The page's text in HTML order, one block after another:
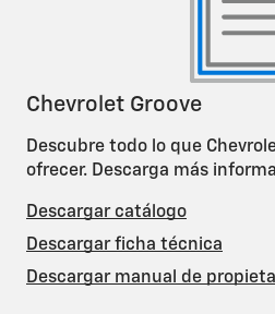
Chevrolet Groove
Descubre todo lo que
ofrecer. Descarga más
Descargar catálogo
Descargar ficha técnica
Descargar manual de